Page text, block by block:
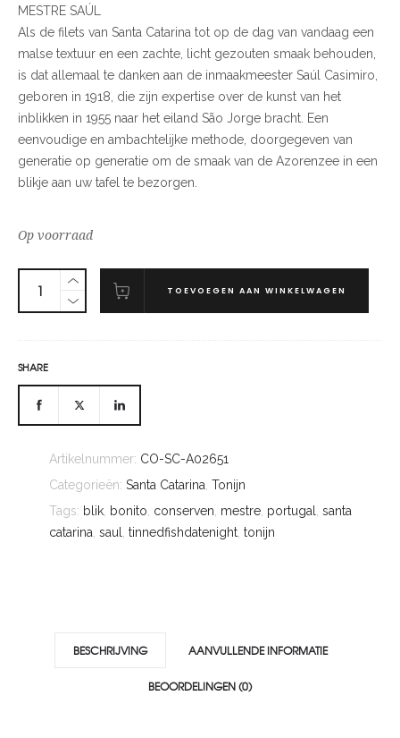
MESTRE SAÚL
Als de filets van Santa Catarina tot op de dag van vandaag een
malse textuur en een zachte, licht gezouten smaak behouden,
is dat allemaal te danken aan de inmaakmeester Saúl Casimiro,
geboren in 1918, die zijn expertise over de kunst van het
inblikken in 1955 naar het eiland São Jorge bracht. Een
eenvoudige en ambachtelijke methode, doorgegeven van
generatie op generatie om de smaak van de Azorenzee in een
blikje aan uw tafel te bezorgen.
Op voorraad
TOEVOEGEN AAN WINKELWAGEN
SHARE
Artikelnummer: CO-SC-A02651
Categorieën: Santa Catarina Tonijn
Tags: blik bonito conserven mestre portugal
santa
catarina saul tinnedfishdatenight tonijn
BESCHRIJVING AANVULLENDE INFORMATIE
BEOORDELINGEN (0)